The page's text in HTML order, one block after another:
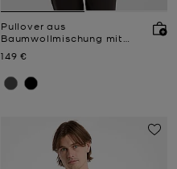
Pullover aus
Baumwollmischung mit
Jetzt
149 €